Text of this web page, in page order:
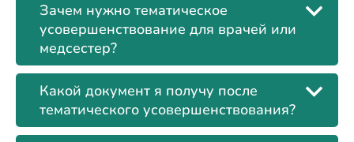
Зачем нужно тематическое
усовершенствование для врачей или
медсестер?
Какой документ я получу после
тематического усовершенствования?